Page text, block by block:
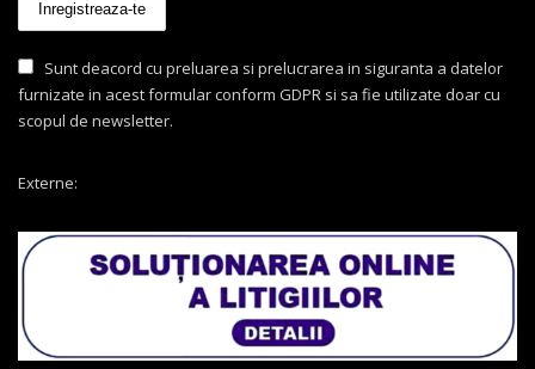
Sunt deacord cu preluarea si prelucrarea in siguranta a datelor
furnizate in acest formular conform GDPR si sa fie utilizate doar cu
scopul de newsletter.
Externe: